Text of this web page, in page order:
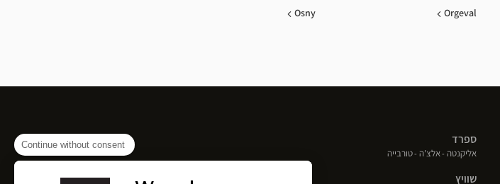
Continue without consent
Orgeval
Osny
ספרד
אליקנטה(פתח
אלצ'ה(פתח
טורבייה(פתח
שוויץ